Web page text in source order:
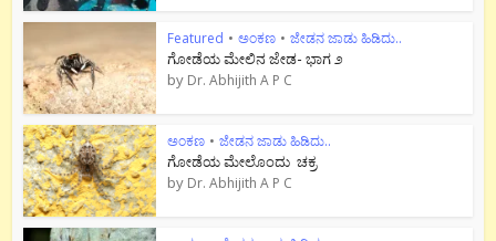
Featured • ಅಂಕಣ • ಜೇಡನ ಜಾಡು ಹಿಡಿದು..
ಗೋಡೆಯ ಮೇಲಿನ ಜೇಡ- ಭಾಗ ೨
by Dr. Abhijith A P C
ಅಂಕಣ • ಜೇಡನ ಜಾಡು ಹಿಡಿದು..
ಗೋಡೆಯ ಮೇಲೊಂದು ಚಕ್ರ
by Dr. Abhijith A P C